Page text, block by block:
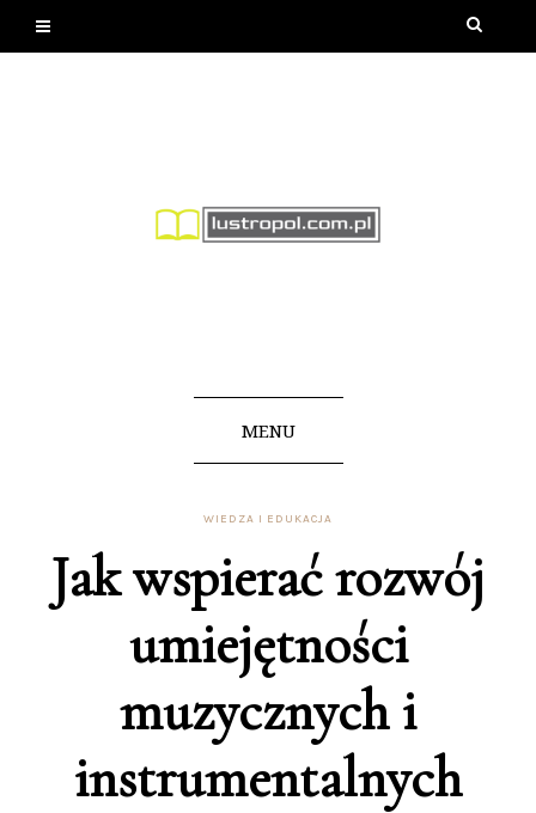
MENU
WIEDZA I EDUKACJA
Jak wspierać rozwój
umiejętności
muzycznych i
instrumentalnych